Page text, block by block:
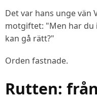
Det var hans unge vän
motgiftet: "Men har du
kan gå rätt?"
Orden fastnade.
Rutten: